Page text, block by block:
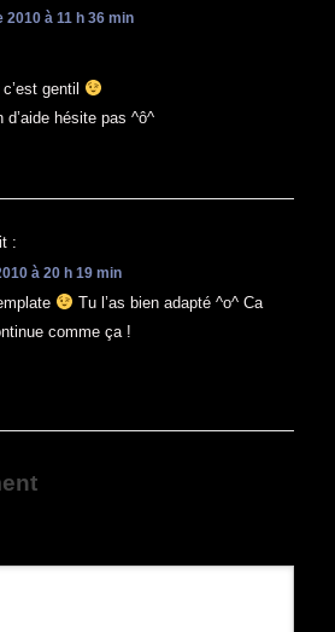
2010 à 11 h 36 min
gentil
d’aide hésite pas ^ô^
:
à 20 h 19 min
Tu l’as bien adapté ^o^ Ca
comme ça !